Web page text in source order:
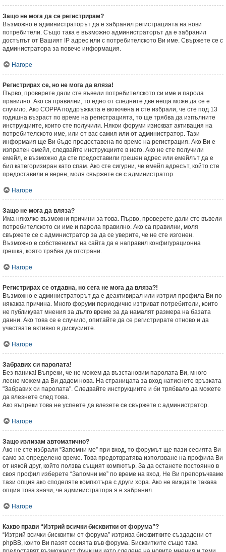
Защо не мога да се регистрирам?
Възможно е администраторът да е забранил регистрацията на нови
потребители. Също така е възможно администраторът да е забранил
достъпът от Вашият IP адрес или с потребителското Ви име. Свържете се с
администратора за повече информация.
Нагоре
Регистрирах се, но не мога да вляза!
Първо, проверете дали сте въвели потребителското си име и парола
правилно. Ако са правилни, то едно от следните две неща може да се е
случило. Ако COPPA поддръжката е включена и сте избрали, че сте под 13
годишна възраст по време на регистрацията, то ще трябва да изпълните
инструкциите, които сте получили. Някои форуми изискват активация на
потребителското име, или от вас самия или от администратор. Тази
информаия ще Ви бъде предоставена по време на регистрация. Ако Ви е
изпратен емейл, следвайте инструкциите в него. Ако не сте получили
емейл, е възможно да сте предоставили грешен адрес или емейлът да е
бил категоризиран като спам. Ако сте сигурни, че емейл адресът, който сте
предоставили е верен, моля свържете се с администратор.
Нагоре
Защо не мога да вляза?
Има няколко възможни причини за това. Първо, проверете дали сте въвели
потребителското си име и парола правилно. Ако са правилни, моля
свържете се с администратор за да се уверите, че не сте изгонен.
Възможно е собственикът на сайта да е направил конфигурационна
грешка, която трябва да отстрани.
Нагоре
Регистрирах се отдавна, но сега не мога да вляза?!
Възможно е администраторът да е деактивирал или изтрил профила Ви по
някаква причина. Много форуми периодично изтриват потребители, които
не публикуват мнения за дълго време за да намалят размера на базата
данни. Ако това се е случило, опитайте да се регистрирате отново и да
участвате активно в дискусиите.
Нагоре
Забравих си паролата!
Без паника! Въпреки, че не можем да възстановим паролата Ви, много
лесно можем да Ви дадем нова. На страницата за вход натиснете връзката
"Забравих си паролата". Следвайте инструкциите и би трябвало да можете
да влезнете след това.
Ако въпреки това не успеете да влезете се свържете с администратор.
Нагоре
Защо излизам автоматично?
Ако не сте избрали “Запомни ме” при вход, то форумът ще пази сесията Ви
само за определено време. Това предотвратява използване на профила Ви
от някой друг, който ползва същият компютър. За да останете постоянно в
своя профил изберете “Запомни ме” по време на вход. Не Ви препоръчваме
тази опция ако споделяте компютъра с други хора. Ако не виждате такава
опция това значи, че администратора я е забранил.
Нагоре
Какво прави “Изтрий всички бисквитки от форума”?
“Изтрий всички бисквитки от форума” изтрива бисквитките създадени от
phpBB, които Ви пазят сесията във форума. Бисквитките също така